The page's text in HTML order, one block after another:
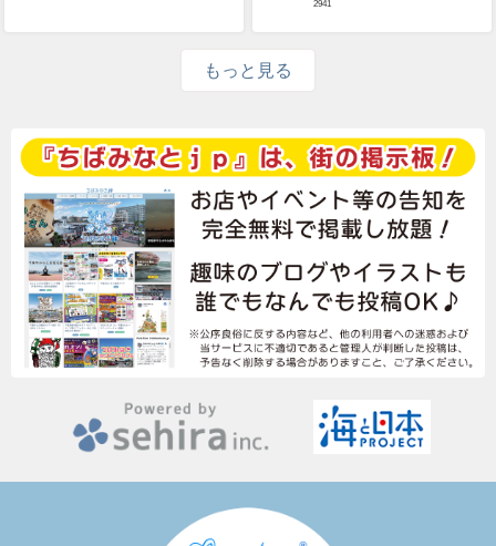
2941
もっと見る